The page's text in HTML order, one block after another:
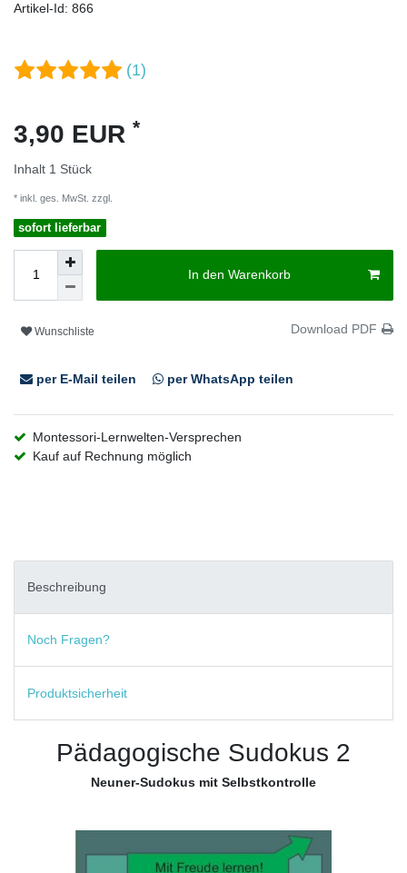
Artikel-Id: 866
(1)
3,90 EUR *
Inhalt 1 Stück
* inkl. ges. MwSt. zzgl.
sofort lieferbar
In den Warenkorb
Wunschliste Download PDF
per E-Mail teilen per WhatsApp teilen
Montessori-Lernwelten-Versprechen
Kauf auf Rechnung möglich
Beschreibung
Noch Fragen?
Produktsicherheit
Pädagogische Sudokus 2
Neuner-Sudokus mit Selbstkontrolle